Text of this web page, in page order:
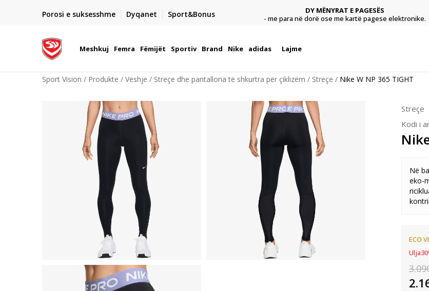
Porosi e suksesshme Dyqanet Sport&Bonus
- për të gjitha porositë me para në dorë ose me kartë pagese
DY MËNYRAT E PAGESËS
- me para në dorë ose me kartë pagese elektronike.
Meshkuj Femra Fëmijët Sportiv Brand Nike adidas Lajme
Sport Vision Produkte Veshje Streçe dhe pantallona të shkurtra për çiklizëm Streçe Nike W NP 365 TIGHT
Streçe
Kodi i
Në
eko-
ECO
Ulja30